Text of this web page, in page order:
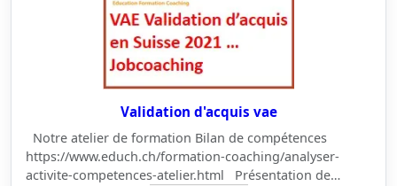
Validation d'acquis vae
Notre atelier de formation Bilan de compétences
https://www.educh.ch/formation-coaching/analyser-
activite-competences-atelier.html Présentation de…